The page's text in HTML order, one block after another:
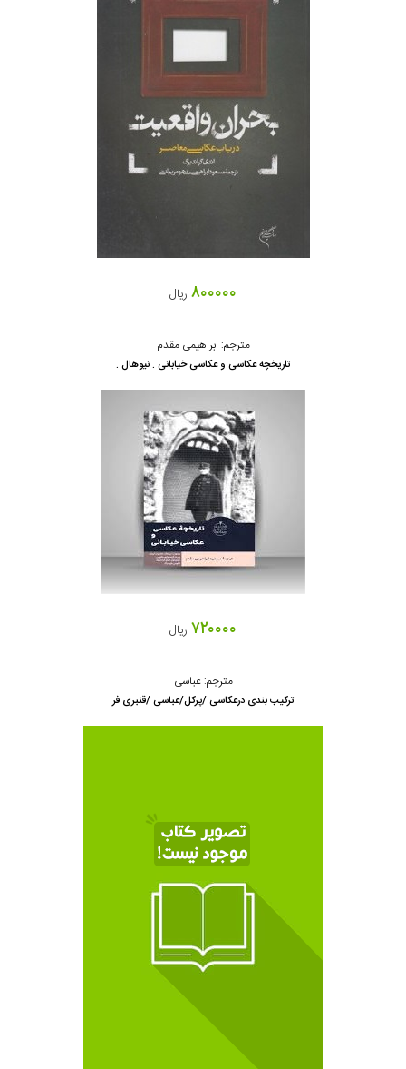
۸۰۰۰۰۰ ریال
مترجم: ابراهیمی مقدم
تاریخچه عکاسی و عکاسی خیابانی . نیوهال .
۷۲۰۰۰۰ ریال
مترجم: عباسی
ترکیب بندی درعکاسی /پرکل/عباسی /قنبری فر